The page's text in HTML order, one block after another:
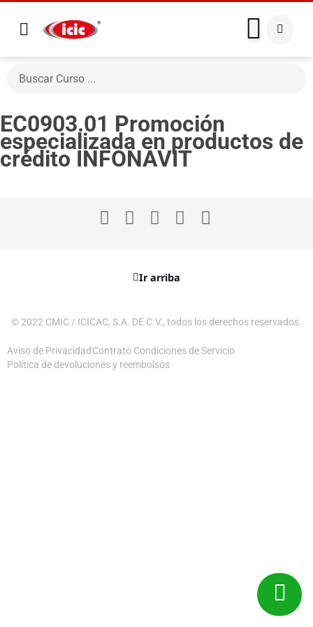
EC0903.01 Promoción
especializada en productos de
crédito INFONAVIT
Ir arriba
© 2022 CMIC / ICICAC, S.A. DE C.V., todos los derechos reservados.
Aviso de Privacidad Contrato Condiciones de Servicio
Política de devoluciones y reembolsos